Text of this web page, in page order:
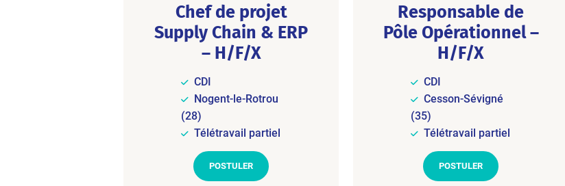
Chef de projet
Supply Chain & ERP
– H/F/X
CDI
Nogent-le-Rotrou
(28)
Télétravail partiel
POSTULER
Responsable de
Pôle Opérationnel –
H/F/X
CDI
Cesson-Sévigné
(35)
Télétravail partiel
POSTULER